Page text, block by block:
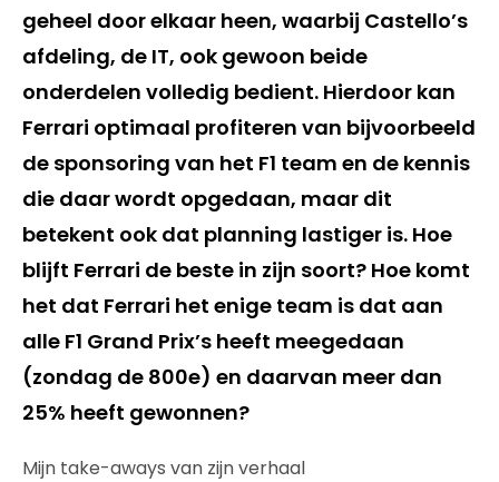
geheel door elkaar heen, waarbij Castello’s
afdeling, de IT, ook gewoon beide
onderdelen volledig bedient. Hierdoor kan
Ferrari optimaal profiteren van bijvoorbeeld
de sponsoring van het F1 team en de kennis
die daar wordt opgedaan, maar dit
betekent ook dat planning lastiger is. Hoe
blijft Ferrari de beste in zijn soort? Hoe komt
het dat Ferrari het enige team is dat aan
alle F1 Grand Prix’s heeft meegedaan
(zondag de 800e) en daarvan meer dan
25% heeft gewonnen?
Mijn take-aways van zijn verhaal